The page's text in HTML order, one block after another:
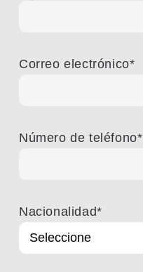
Correo electrónico*
Número de teléfono*
Nacionalidad*